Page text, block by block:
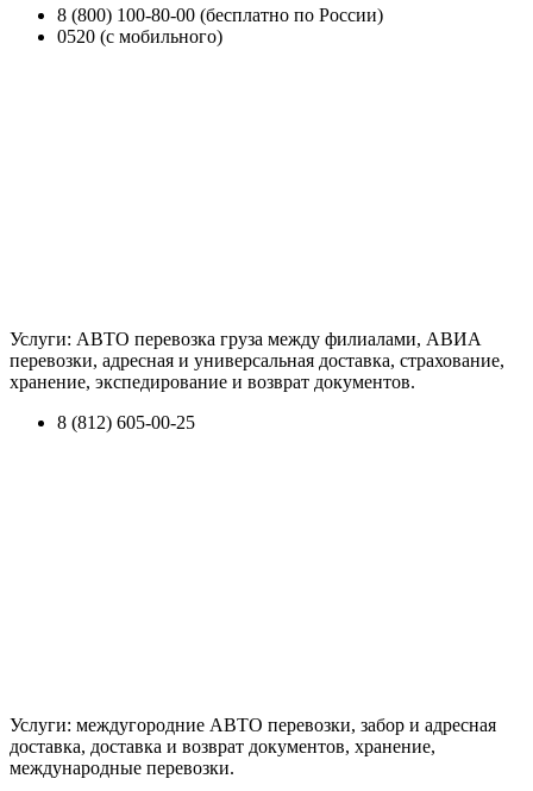
8 (800) 100-80-00 (бесплатно по России)
0520 (с мобильного)
Услуги: АВТО перевозка груза между филиалами, АВИА
перевозки, адресная и универсальная доставка, страхование,
хранение, экспедирование и возврат документов.
8 (812) 605-00-25
Услуги: междугородние АВТО перевозки, забор и адресная
доставка, доставка и возврат документов, хранение,
международные перевозки.